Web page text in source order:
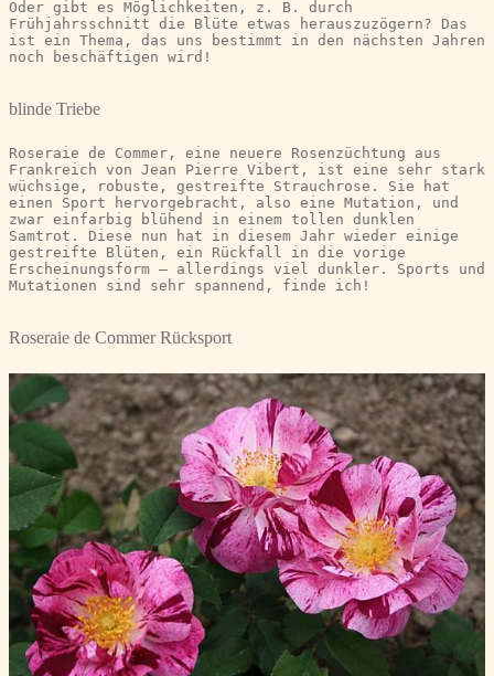
Oder gibt es Möglichkeiten, z. B. durch
Frühjahrsschnitt die Blüte etwas herauszuzögern? Das
ist ein Thema, das uns bestimmt in den nächsten Jahren
noch beschäftigen wird!
blinde Triebe
Roseraie de Commer, eine neuere Rosenzüchtung aus
Frankreich von Jean Pierre Vibert, ist eine sehr stark
wüchsige, robuste, gestreifte Strauchrose. Sie hat
einen Sport hervorgebracht, also eine Mutation, und
zwar einfarbig blühend in einem tollen dunklen
Samtrot. Diese nun hat in diesem Jahr wieder einige
gestreifte Blüten, ein Rückfall in die vorige
Erscheinungsform – allerdings viel dunkler. Sports und
Mutationen sind sehr spannend, finde ich!
Roseraie de Commer Rücksport